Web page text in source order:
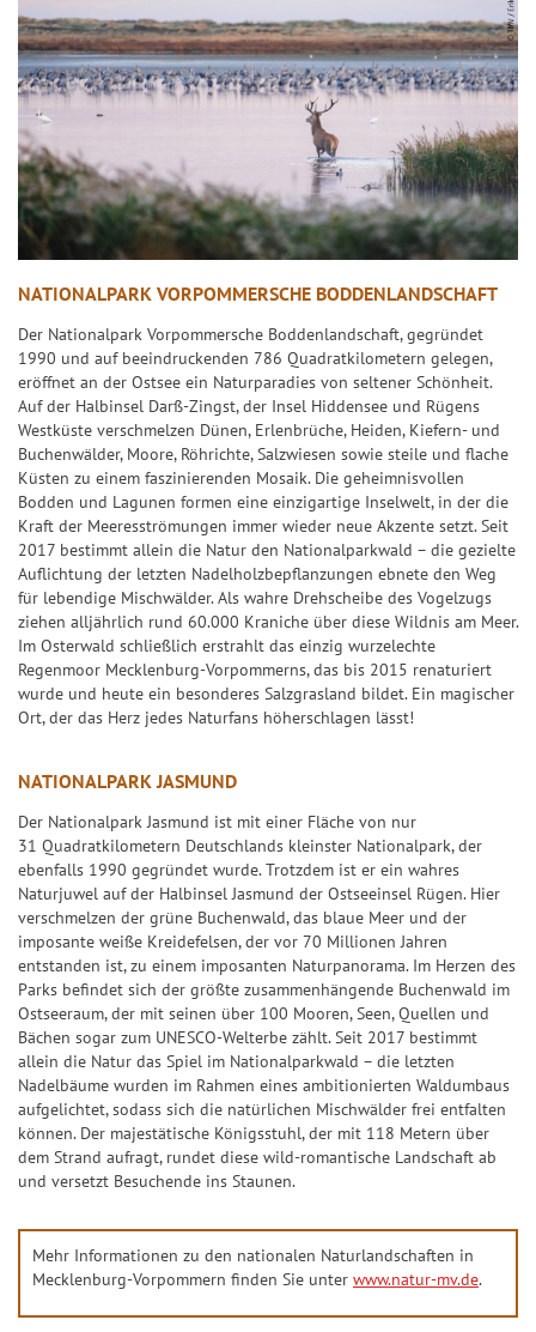
c
e
e
r
b
il
n
G
ü
c
k
s
z
a
h
l
e
n
G
l
ü
c
T
i
p
p
l
a
n
n
S
p
l
p
l
a
NATIONALPARK VORPOMMERSCHE BODDENLANDSCHAFT
Der Nationalpark Vorpommersche Boddenlandschaft, gegründet
1990 und auf beeindruckenden 786 Quadratkilometern gelegen,
eröffnet an der Ostsee ein Naturparadies von seltener Schönheit.
Auf der Halbinsel Darß-Zingst, der Insel Hiddensee und Rügens
Westküste verschmelzen Dünen, Erlenbrüche, Heiden, Kiefern- und
Buchenwälder, Moore, Röhrichte, Salzwiesen sowie steile und flache
Küsten zu einem faszinierenden Mosaik. Die geheimnisvollen
Bodden und Lagunen formen eine einzigartige Inselwelt, in der die
Kraft der Meeresströmungen immer wieder neue Akzente setzt. Seit
2017 bestimmt allein die Natur den Nationalparkwald – die gezielte
Auflichtung der letzten Nadelholzbepflanzungen ebnete den Weg
für lebendige Mischwälder. Als wahre Drehscheibe des Vogelzugs
ziehen alljährlich rund 60.000 Kraniche über diese Wildnis am Meer.
Im Osterwald schließlich erstrahlt das einzig wurzelechte
Regenmoor Mecklenburg-Vorpommerns, das bis 2015 renaturiert
wurde und heute ein besonderes Salzgrasland bildet. Ein magischer
Ort, der das Herz jedes Naturfans höherschlagen lässt!
NATIONALPARK JASMUND
Der Nationalpark Jasmund ist mit einer Fläche von nur
31 Quadratkilometern Deutschlands kleinster Nationalpark, der
ebenfalls 1990 gegründet wurde. Trotzdem ist er ein wahres
Naturjuwel auf der Halbinsel Jasmund der Ostseeinsel Rügen. Hier
verschmelzen der grüne Buchenwald, das blaue Meer und der
imposante weiße Kreidefelsen, der vor 70 Millionen Jahren
entstanden ist, zu einem imposanten Naturpanorama. Im Herzen des
Parks befindet sich der größte zusammenhängende Buchenwald im
Ostseeraum, der mit seinen über 100 Mooren, Seen, Quellen und
Bächen sogar zum UNESCO-Welterbe zählt. Seit 2017 bestimmt
allein die Natur das Spiel im Nationalparkwald – die letzten
Nadelbäume wurden im Rahmen eines ambitionierten Waldumbaus
aufgelichtet, sodass sich die natürlichen Mischwälder frei entfalten
können. Der majestätische Königsstuhl, der mit 118 Metern über
dem Strand aufragt, rundet diese wild-romantische Landschaft ab
und versetzt Besuchende ins Staunen.
Mehr Informationen zu den nationalen Naturlandschaften in
Mecklenburg-Vorpommern finden Sie unter www.natur-mv.de.